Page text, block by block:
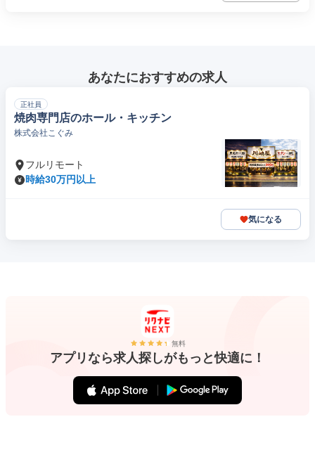
あなたにおすすめの求人
正社員
焼肉専門店のホール・キッチン
株式会社こぐみ
フルリモート
時給30万円以上
気になる
無料
アプリなら求人探しがもっと快適に！